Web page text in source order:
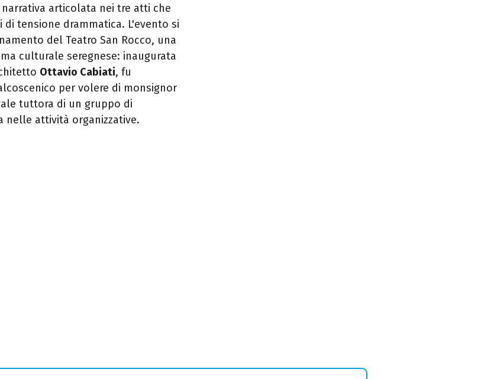
articolata nei tre atti che
tensione drammatica. L'evento si
del Teatro San Rocco, una
culturale seregnese: inaugurata
Ottavio Cabiati, fu
per volere di monsignor
tuttora di un gruppo di
nelle attività organizzative.